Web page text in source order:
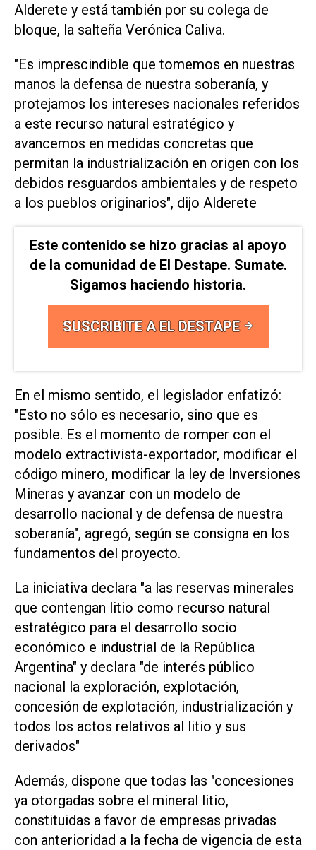
Alderete y está también por su colega de
bloque, la salteña Verónica Caliva.
"Es imprescindible que tomemos en nuestras
manos la defensa de nuestra soberanía, y
protejamos los intereses nacionales referidos
a este recurso natural estratégico y
avancemos en medidas concretas que
permitan la industrialización en origen con los
debidos resguardos ambientales y de respeto
a los pueblos originarios", dijo Alderete
Este contenido se hizo gracias al apoyo
de la comunidad de El Destape. Sumate.
Sigamos haciendo historia.
SUSCRIBITE A EL DESTAPE
En el mismo sentido, el legislador enfatizó:
"Esto no sólo es necesario, sino que es
posible. Es el momento de romper con el
modelo extractivista-exportador, modificar el
código minero, modificar la ley de Inversiones
Mineras y avanzar con un modelo de
desarrollo nacional y de defensa de nuestra
soberanía", agregó, según se consigna en los
fundamentos del proyecto.
La iniciativa declara "a las reservas minerales
que contengan litio como recurso natural
estratégico para el desarrollo socio
económico e industrial de la República
Argentina" y declara "de interés público
nacional la exploración, explotación,
concesión de explotación, industrialización y
todos los actos relativos al litio y sus
derivados"
Además, dispone que todas las "concesiones
ya otorgadas sobre el mineral litio,
constituidas a favor de empresas privadas
con anterioridad a la fecha de vigencia de esta